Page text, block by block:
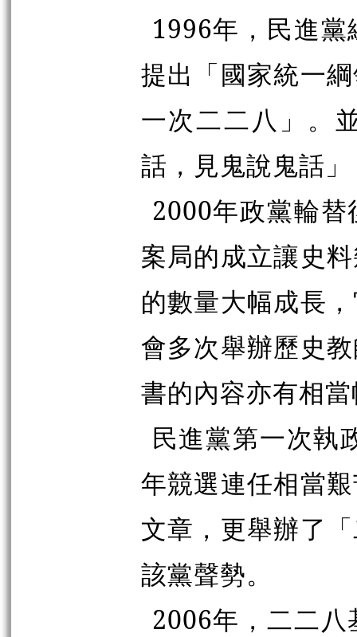
1996年，民進
提出「國家統一
一次二二八」。
話，見鬼說鬼話
2000年政黨輪
案局的成立讓史
的數量大幅成長
會多次舉辦歷史
書的內容亦有相
民進黨第一次執
年競選連任相當
文章，更舉辦了
該黨聲勢。
2006年，二二